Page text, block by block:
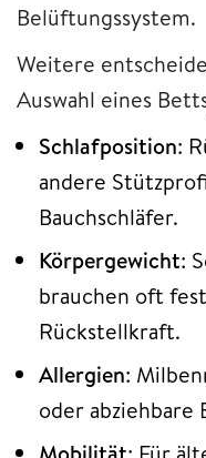
Belüftungssystem.
Weitere
Auswahl eines
Schlafposition:
andere
Bauchschläfer.
Körpergewicht:
brauchen oft
Rückstellkraft.
Allergien:
oder abziehbare